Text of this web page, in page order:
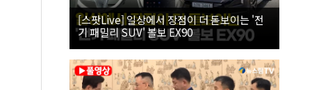
[스팟Live] 일상에서 장점이 더 돋보이는 '전
기 패밀리 SUV' 볼보 EX90